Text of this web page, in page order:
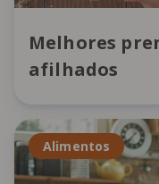
Melhores
afilhados
Alimentos